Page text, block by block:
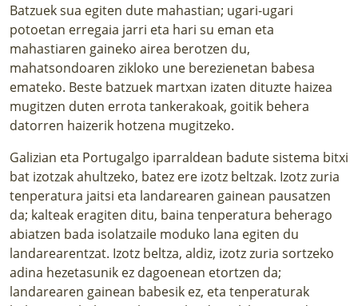
Batzuek sua egiten dute mahastian; ugari-ugari
potoetan erregaia jarri eta hari su eman eta
mahastiaren gaineko airea berotzen du,
mahatsondoaren zikloko une berezienetan babesa
emateko. Beste batzuek martxan izaten dituzte haizea
mugitzen duten errota tankerakoak, goitik behera
datorren haizerik hotzena mugitzeko.
Galizian eta Portugalgo iparraldean badute sistema bitxi
bat izotzak ahultzeko, batez ere izotz beltzak. Izotz zuria
tenperatura jaitsi eta landarearen gainean pausatzen
da; kalteak eragiten ditu, baina tenperatura beherago
abiatzen bada isolatzaile moduko lana egiten du
landarearentzat. Izotz beltza, aldiz, izotz zuria sortzeko
adina hezetasunik ez dagoenean etortzen da;
landarearen gainean babesik ez, eta tenperaturak